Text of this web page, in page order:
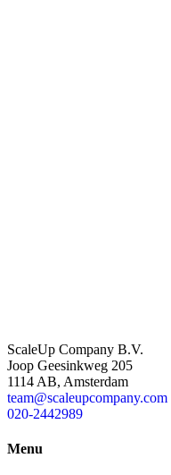
ScaleUp Company B.V.
Joop Geesinkweg 205
1114 AB, Amsterdam
team@scaleupcompany.com
020-2442989
Menu